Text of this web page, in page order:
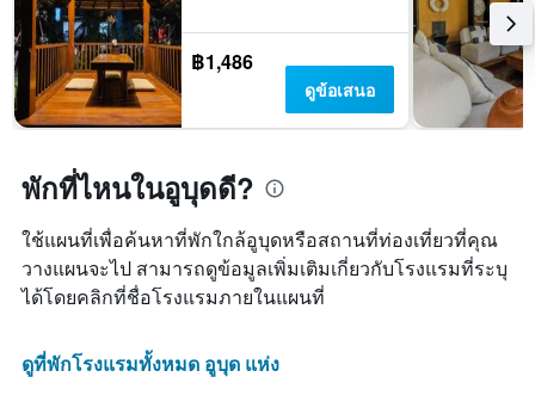
฿1,486
ดูข้อเสนอ
พักที่ไหนในอูบุดดี?
ใช้แผนที่เพื่อค้นหาที่พักใกล้อูบุดหรือสถานที่ท่องเที่ยวที่คุณ
วางแผนจะไป สามารถดูข้อมูลเพิ่มเติมเกี่ยวกับโรงแรมที่ระบุ
ได้โดยคลิกที่ชื่อโรงแรมภายในแผนที่
ดูที่พักโรงแรมทั้งหมด อูบุด แห่ง